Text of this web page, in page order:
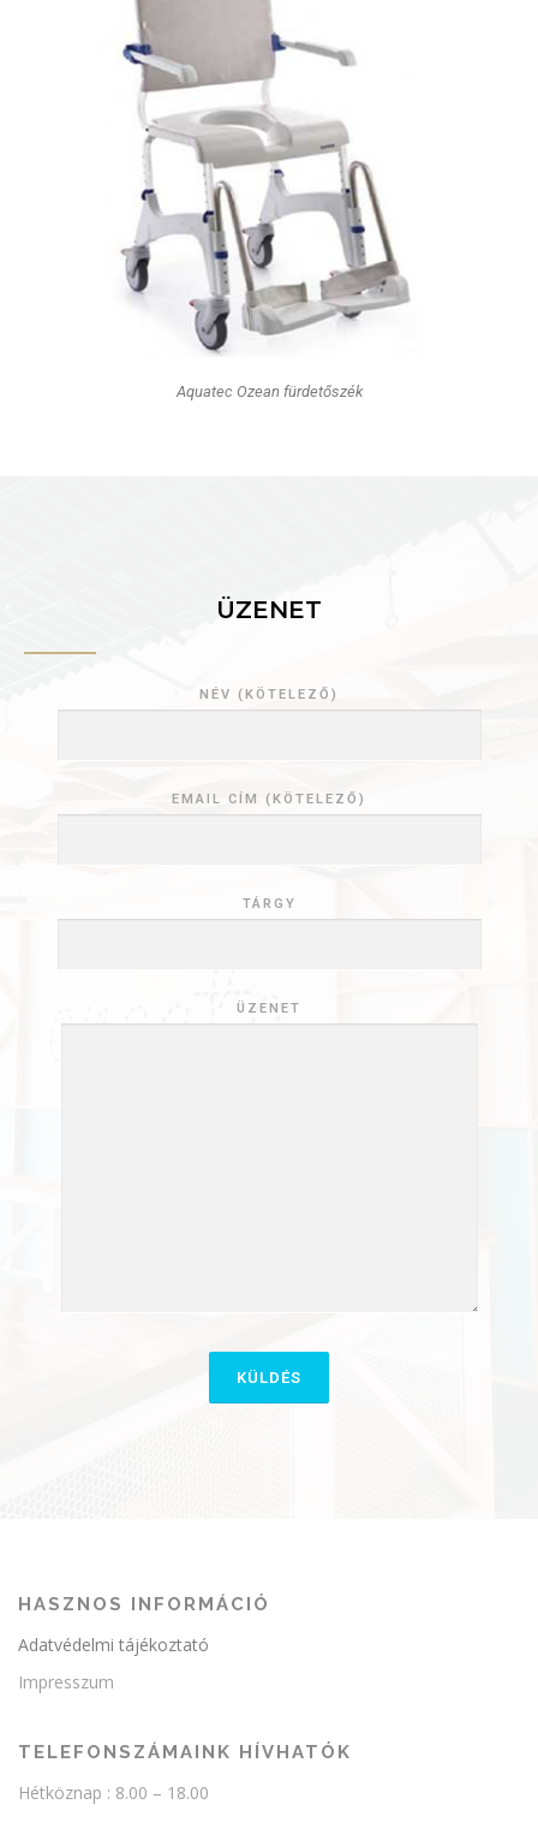
Aquatec Ozean fürdetőszék
ÜZENET
NÉV (KÖTELEZŐ)
EMAIL CÍM (KÖTELEZŐ)
TÁRGY
ÜZENET
HASZNOS INFORMÁCIÓ
Adatvédelmi tájékoztató
Impresszum
TELEFONSZÁMAINK HÍVHATÓK
Hétköznap : 8.00 – 18.00